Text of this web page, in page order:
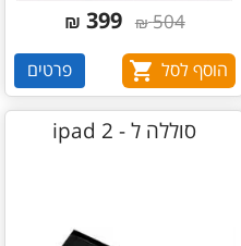
504
₪
399
₪
הוסף לסל פרטים
סוללה ל - ipad 2